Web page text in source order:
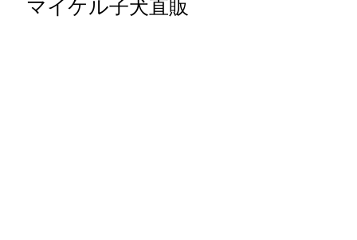
マイケル子犬直販